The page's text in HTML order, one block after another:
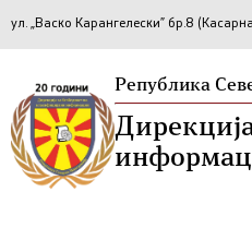
ул. „Васко Карангелески” бр.8
Република